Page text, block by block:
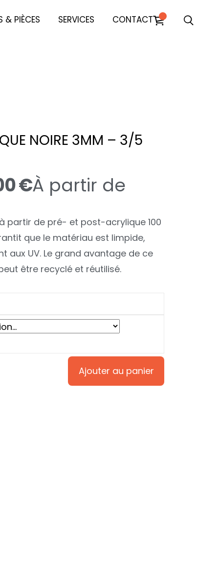
& PIÈCES SERVICES CONTACT
NOIRE 3MM – 3/5
À partir de
€
partir de pré- et post-acrylique 100
que le matériau est limpide,
aux UV. Le grand avantage de ce
être recyclé et réutilisé.
Ajouter au panier